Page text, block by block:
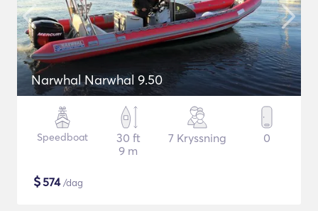
Narwhal Narwhal 9.50
Speedboat
30 ft
9 m
7 Kryssning 0
$574/dag